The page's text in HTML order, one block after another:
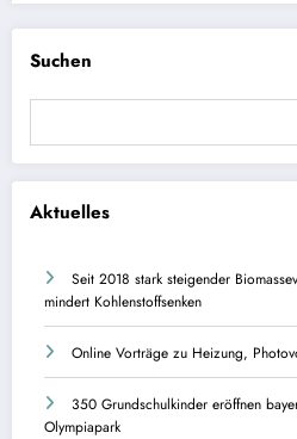
Suchen
Aktuelles
Seit 2018 stark steigender
mindert Kohlenstoffsenken
Online Vorträge zu Heizung,
350 Grundschulkinder eröffnen
Olympiapark